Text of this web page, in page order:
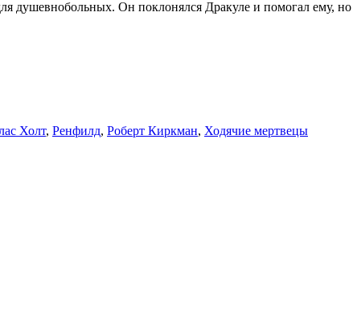
душевнобольных. Он поклонялся Дракуле и помогал ему,
Холт, Ренфилд, Роберт Киркман, Ходячие мертвецы